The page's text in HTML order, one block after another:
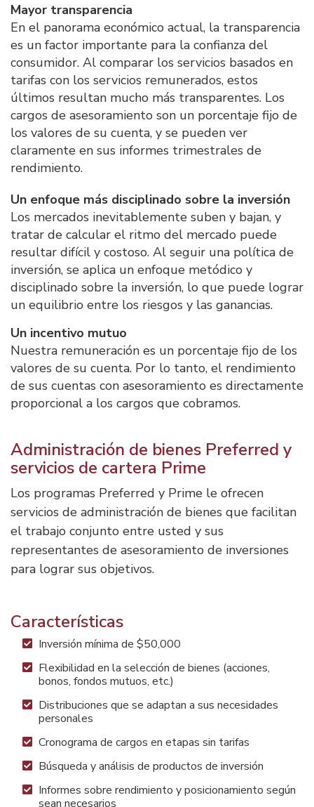
Mayor transparencia
En el panorama económico actual, la transparencia
es un factor importante para la confianza del
consumidor. Al comparar los servicios basados en
tarifas con los servicios remunerados, estos
últimos resultan mucho más transparentes. Los
cargos de asesoramiento son un porcentaje fijo de
los valores de su cuenta, y se pueden ver
claramente en sus informes trimestrales de
rendimiento.
Un enfoque más disciplinado sobre la inversión
Los mercados inevitablemente suben y bajan, y
tratar de calcular el ritmo del mercado puede
resultar difícil y costoso. Al seguir una política de
inversión, se aplica un enfoque metódico y
disciplinado sobre la inversión, lo que puede lograr
un equilibrio entre los riesgos y las ganancias.
Un incentivo mutuo
Nuestra remuneración es un porcentaje fijo de los
valores de su cuenta. Por lo tanto, el rendimiento
de sus cuentas con asesoramiento es directamente
proporcional a los cargos que cobramos.
Administración de bienes Preferred y
servicios de cartera Prime
Los programas Preferred y Prime le ofrecen
servicios de administración de bienes que facilitan
el trabajo conjunto entre usted y sus
representantes de asesoramiento de inversiones
para lograr sus objetivos.
Características
Inversión mínima de $50,000
Flexibilidad en la selección de bienes (acciones,
bonos, fondos mutuos, etc.)
Distribuciones que se adaptan a sus necesidades
personales
Cronograma de cargos en etapas sin tarifas
Búsqueda y análisis de productos de inversión
Informes sobre rendimiento y posicionamiento según
sean necesarios